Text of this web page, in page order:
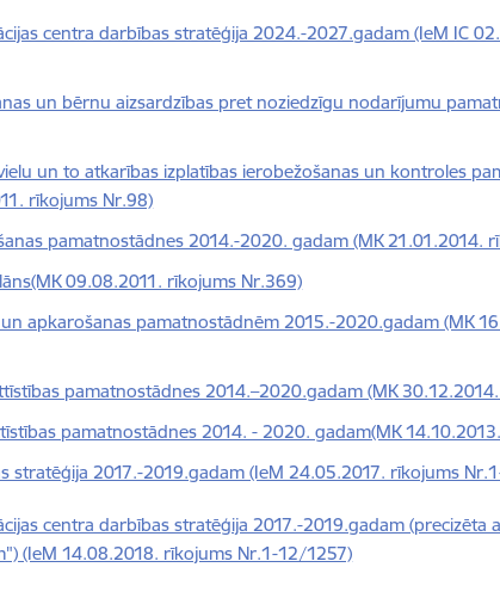
centra darbības stratēģija 2024.-2027.gadam (IeM IC
un bērnu aizsardzības pret noziedzīgu nodarījumu
un to atkarības izplatības ierobežošanas un kontroles
rīkojums Nr.98)
pamatnostādnes 2014.-2020. gadam (MK 21.01.2014.
09.08.2011. rīkojums Nr.369)
apkarošanas pamatnostādnēm 2015.-2020.gadam (MK
pamatnostādnes 2014.–2020.gadam (MK
pamatnostādnes 2014. - 2020. gadam(MK
stratēģija 2017.-2019.gadam (IeM 24.05.2017. rīkojums
centra darbības stratēģija 2017.-2019.gadam (precizēta
(IeM 14.08.2018. rīkojums Nr.1-12/1257)